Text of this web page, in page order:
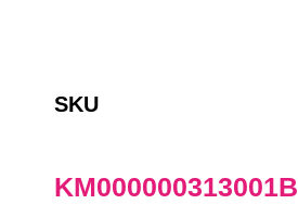
SKU
KM000000313001B